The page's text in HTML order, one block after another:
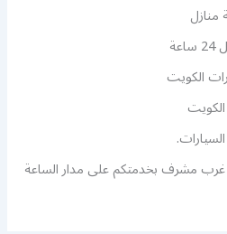
الكويت
غرب مشرف بخدمتكم على مدار الساعة